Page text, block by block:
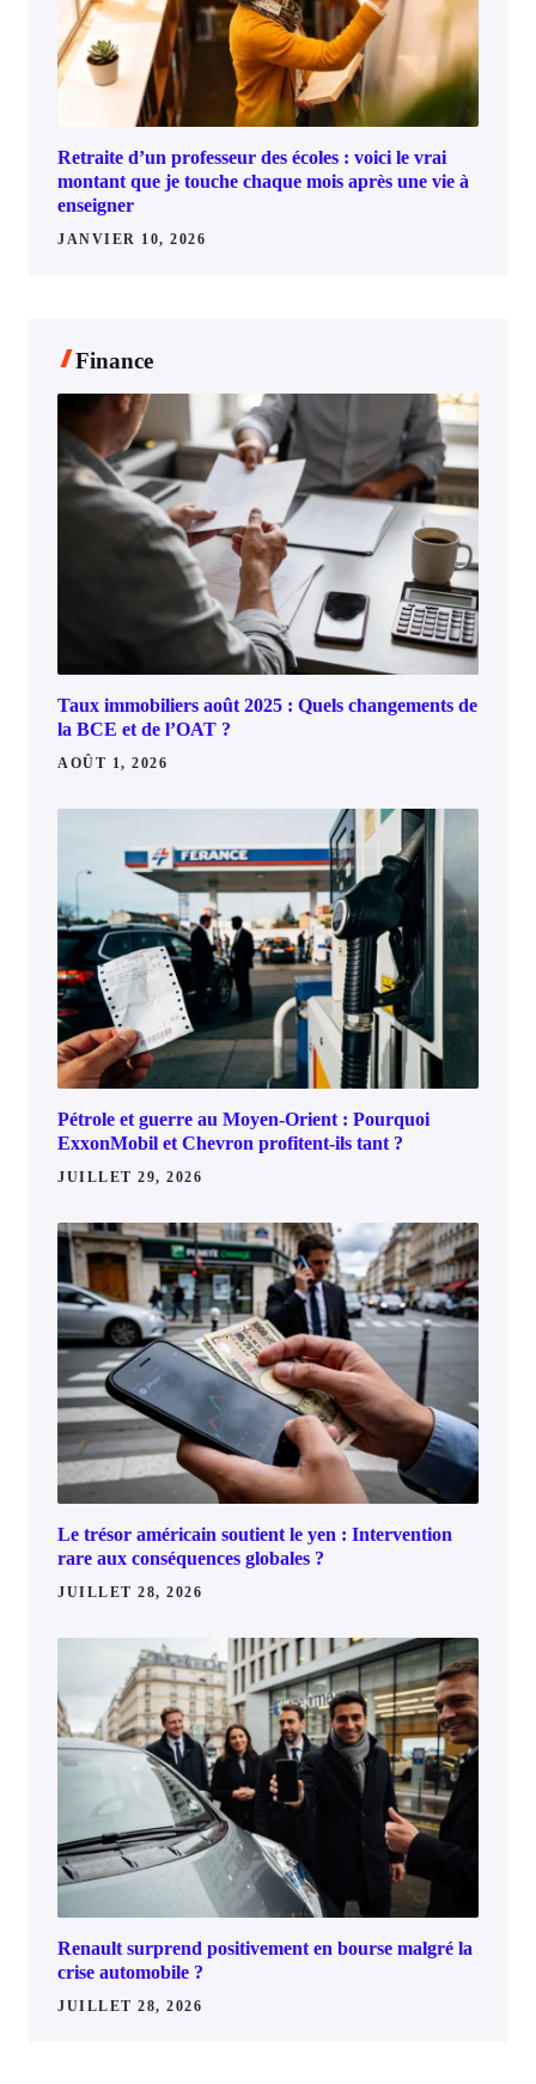
Retraite d’un professeur des écoles : voici le vrai
montant que je touche chaque mois après une vie à
enseigner
JANVIER 10, 2026
Finance
Taux immobiliers août 2025 : Quels changements de
la BCE et de l’OAT ?
AOÛT 1, 2026
Pétrole et guerre au Moyen-Orient : Pourquoi
ExxonMobil et Chevron profitent-ils tant ?
JUILLET 29, 2026
Le trésor américain soutient le yen : Intervention
rare aux conséquences globales ?
JUILLET 28, 2026
Renault surprend positivement en bourse malgré la
crise automobile ?
JUILLET 28, 2026